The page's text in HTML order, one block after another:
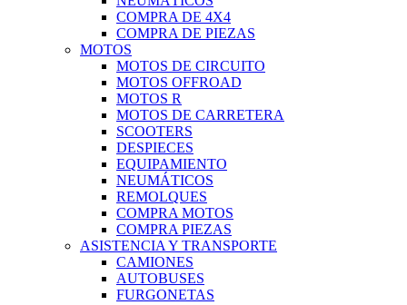
COMPRA DE 4X4
COMPRA DE PIEZAS
MOTOS
MOTOS DE CIRCUITO
MOTOS OFFROAD
MOTOS R
MOTOS DE CARRETERA
SCOOTERS
DESPIECES
EQUIPAMIENTO
NEUMÁTICOS
REMOLQUES
COMPRA MOTOS
COMPRA PIEZAS
ASISTENCIA Y TRANSPORTE
CAMIONES
AUTOBUSES
FURGONETAS